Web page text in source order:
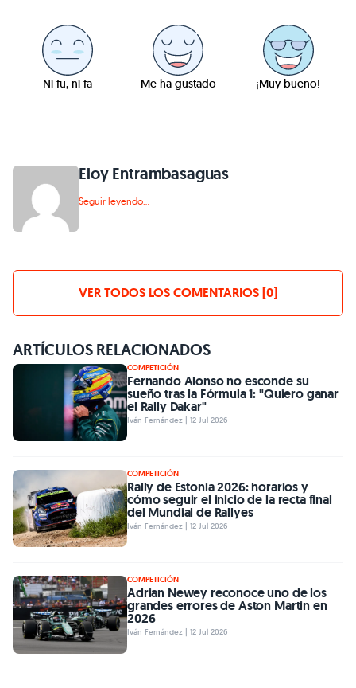
Ni fu, ni fa Me ha gustado ¡Muy bueno!
Eloy Entrambasaguas
Seguir leyendo...
VER TODOS LOS COMENTARIOS [0]
ARTÍCULOS RELACIONADOS
COMPETICIÓN
Fernando Alonso no esconde su
sueño tras la Fórmula 1: "Quiero ganar
el Rally Dakar"
Iván Fernández | 12 Jul 2026
COMPETICIÓN
Rally de Estonia 2026: horarios y
cómo seguir el inicio de la recta final
del Mundial de Rallyes
Iván Fernández | 12 Jul 2026
COMPETICIÓN
Adrian Newey reconoce uno de los
grandes errores de Aston Martin en
2026
Iván Fernández | 12 Jul 2026